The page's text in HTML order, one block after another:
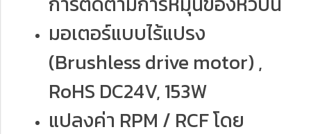
มอเตอร์แบบไร้แปรง
(Brushless drive motor) ,
RoHS DC24V, 153W
แปลงค่า RPM / RCF โดย